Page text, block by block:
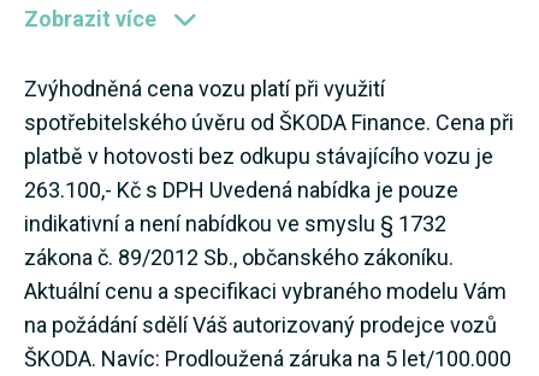
Zobrazit více
Zvýhodněná cena vozu platí při využití
spotřebitelského úvěru od ŠKODA Finance. Cena při
platbě v hotovosti bez odkupu stávajícího vozu je
263.100,- Kč s DPH Uvedená nabídka je pouze
indikativní a není nabídkou ve smyslu § 1732
zákona č. 89/2012 Sb., občanského zákoníku.
Aktuální cenu a specifikaci vybraného modelu Vám
na požádání sdělí Váš autorizovaný prodejce vozů
ŠKODA. Navíc: Prodloužená záruka na 5 let/100.000